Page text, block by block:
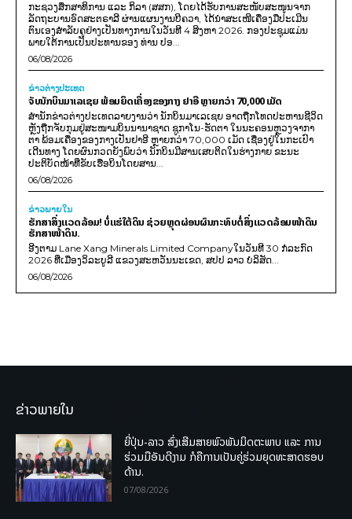
ກະຊວງສຶກສາທິການ ແລະ ກິລາ (ສສກ), ໂດຍໄດ້ຮັບການສະໜັບສະໜູນຈາກ
ລັດຖະບານອົດສະຕຣາລີ ຜ່ານແຜນງານບີຄວາ, ໄດ້ນຳສະເໜີເຄື່ອງມືປະເມີນ
ຕົນເອງສຳລັບຄູຢ່າງເປັນທາງການໃນວັນທີ 4 ສິງຫາ 2026. ກອງປະຊຸມແມ່ນ
ພາຍໃຕ້ການເປັນປະທານຂອງ ທ່ານ ປອ...
06/08/2026
ຂ່າວຕ່າງປະເທດ
ຈັບນັກບິນມາເລເຊຍ ພ້ອມຍຶດເຄື່ອງຂອງກາງ ຢາອີ ຫຼາຍກວ່າ 70,000 ເມັດ
ສຳນັກຂ່າວຕ່າງປະເທດລາຍງານວ່າ ນັກບິນມາເລເຊຍ ອາດຖືກໂທດປະຫານຊີວິດ
ຫຼັງຖືກຈັບກຸມຢູ່ສະໜາມບິນນານາຊາດ ຊູກາໂນ-ຮັດຕາ ໃນນະຄອນຫຼວງຈາກາ
ຕາ ພ້ອມເຄື່ອງຂອງກາງເປັນຢາອີ ຫຼາຍກວ່າ 70,000 ເມັດ ເຊື່ອງຢູ່ໃນກະເປົາ
ເດີນທາງ ໂດຍຜົນກວດຍັງພົບວ່າ ນັກບິນມີສານເສບຕິດໃນຮ່າງກາຍ ຂະນະ
ປະຕິບັດໜ້າທີ່ຂັບເຮືອບິນໂດຍສານ...
06/08/2026
ຂ່າວພາຍ​ໃນ
ຮັກສາສິ່ງແວດລ້ອມ! ບໍ່ແຮ່ໃຕ້ດິນ ຊ່ວຍຫຼຸດຜ່ອນຜົນກະທົບຕໍ່ສິ່ງແວດລ້ອມໜ້າດິນ
ຮັກສາໜ້າດິນ.
ອີງຕາມ Lane Xang Minerals Limited Companyໃນວັນທີ 30 ກໍລະກົດ
2026 ທີ່ເມືອງວິລະບູລີ ແຂວງສະຫວັນນະເຂດ, ສປປ ລາວ ບໍລິສັດ...
06/08/2026
ຂ່າວພາຍໃນ
ຍີ່ປຸ່ນ-ລາວ ສົ່ງເສີມສາຍພົວພັນມິດຕະພາບ ແລະ ການ
ຮ່ວມມືອັນດີງາມ ກໍຄືການເປັນຄູ່ຮ່ວມຍຸດທະສາດຮອບ
ດ້ານ.
07/08/2026